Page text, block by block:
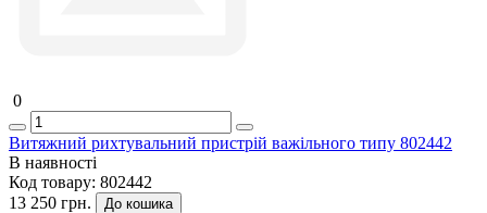
0
Витяжний рихтувальний пристрій важільного типу 802442
В наявності
Код товару: 802442
13 250 грн.
До кошика